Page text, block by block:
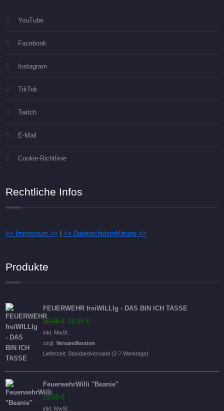
YouTube
Facebook
Instagram
TikTok
Twitch
E-Mail
Cookie-Richtlinie
Rechtliche Infos
>> Impressum >> >> Datenschutzerklärung >>
Produkte
FEUERWEHR freiWILLIg - DAS BIN ICH TASSE
16,95€ Ursprünglicher
Preis
war:
16,95 €
14,95 €
ist:
14,95 €.
inkl. MwSt.
zzgl. Versandkosten
Lieferzeit: Standardversand (2-7 Werktage)
FeuerwehrWilli "Beanie"
19,95 €
inkl. MwSt.